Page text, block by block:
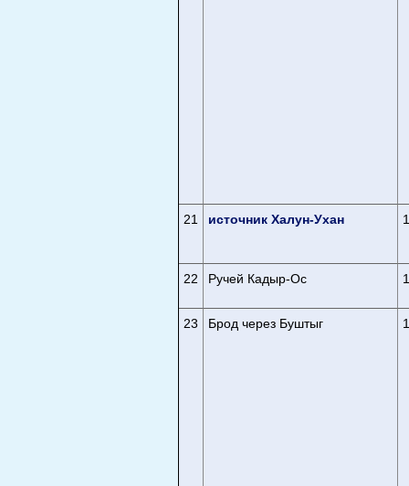
21 источник Халун-Ухан
22 Ручей Кадыр-Ос
23 Брод через Буштыг